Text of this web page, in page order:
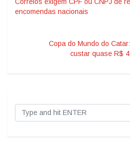
Correios exigem CPF ou CNPJ de
encomendas nacionais
Copa do Mundo do
custar quase R$